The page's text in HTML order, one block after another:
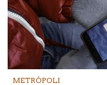
METRÓPOLI